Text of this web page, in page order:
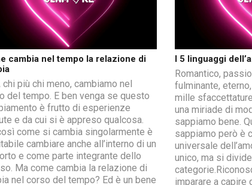
cambia nel tempo la relazione di
chi più chi meno, cambiamo nel
del tempo. E ben venga se questo
è frutto di esperienze
e da cui si è appreso qualcosa.
come si cambia singolarmente è
cambiare anche all’interno di un
e come parte integrante dello
Ma come cambia la relazione di
nel corso del tempo? Ed è un bene
I 5 linguaggi
Romantico,
fulminante,
mille
una miriade di
sappiamo bene.
sappiamo però è
universale
unico, ma si
imparare a capire